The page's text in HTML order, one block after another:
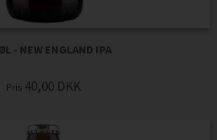
- NEW ENGLAND IPA
Pris 40,00 DKK